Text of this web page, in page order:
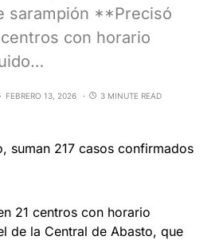
sarampión **Precisó
con horario
FEBRERO 13, 2026 3 MINUTE READ
suman 217 casos confirmados
21 centros con horario
de la Central de Abasto, que